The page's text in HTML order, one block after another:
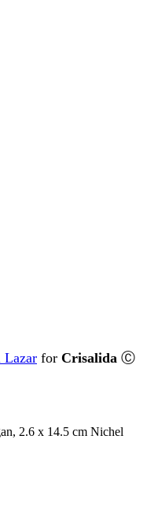
Lazar for Crisalida Ⓒ
2.6 x 14.5 cm Nichel